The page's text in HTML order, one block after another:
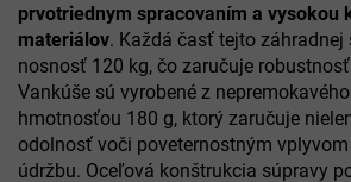
prvotriednym spracovaním a vysokou
materiálov. Každá časť tejto záhradnej
nosnosť 120 kg, čo zaručuje
Vankúše sú vyrobené z
hmotnosťou 180 g, ktorý zaručuje
odolnosť voči poveternostným
údržbu. Oceľová konštrukcia súpravy